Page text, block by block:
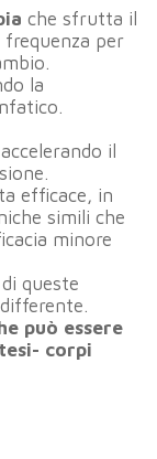
che sfrutta il
frequenza per
la
il
efficace, in
simili che
minore
queste
può essere
corpi